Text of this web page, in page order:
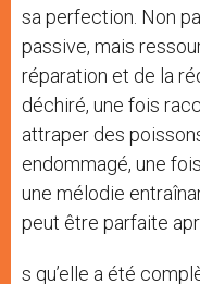
sa perfection. Non
passive, mais
réparation et de la
déchiré, une fois
attraper des
endommagé, une
une mélodie
peut être parfaite
s qu’elle a été